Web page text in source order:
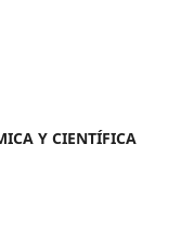
Y CIENTÍFICA